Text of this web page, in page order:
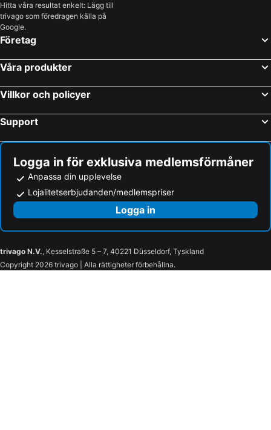
Hitta våra resultat enkelt: Lägg till
trivago som föredragen källa på
Google.
Företag
Våra produkter
Villkor och policyer
Support
Logga in för exklusiva medlemsförmåner
Anpassa din upplevelse
Lojalitetserbjudanden/medlemspriser
Logga in
trivago N.V., Kesselstraße 5 – 7, 40221 Düsseldorf, Tyskland
Copyright 2026 trivago | Alla rättigheter förbehållna.